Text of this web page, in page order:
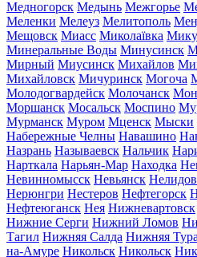
Медногорск Медынь Межгорье
Меленки Мелеуз Мелитополь
Мещовск Миасс Миколаївка
Минеральные Воды Минусинск
Мирный Миусинск Михайлов
Михайловск Мичуринск Могоча
Молодогвардейск Молочанск
Моршанск Мосальск Моспино
Мурманск Муром Мценск Мыски
Набережные Челны Навашино
Назрань Называевск Нальчик
Нарткала Нарьян-Мар Находка
Невинномысск Невьянск
Нерюнгри Нестеров Нефтегорск
Нефтеюганск Нея Нижневартовск
Нижние Серги Нижний Ломов
Тагил Нижняя Салда Нижняя Тура
на-Амуре Никольск Никольск